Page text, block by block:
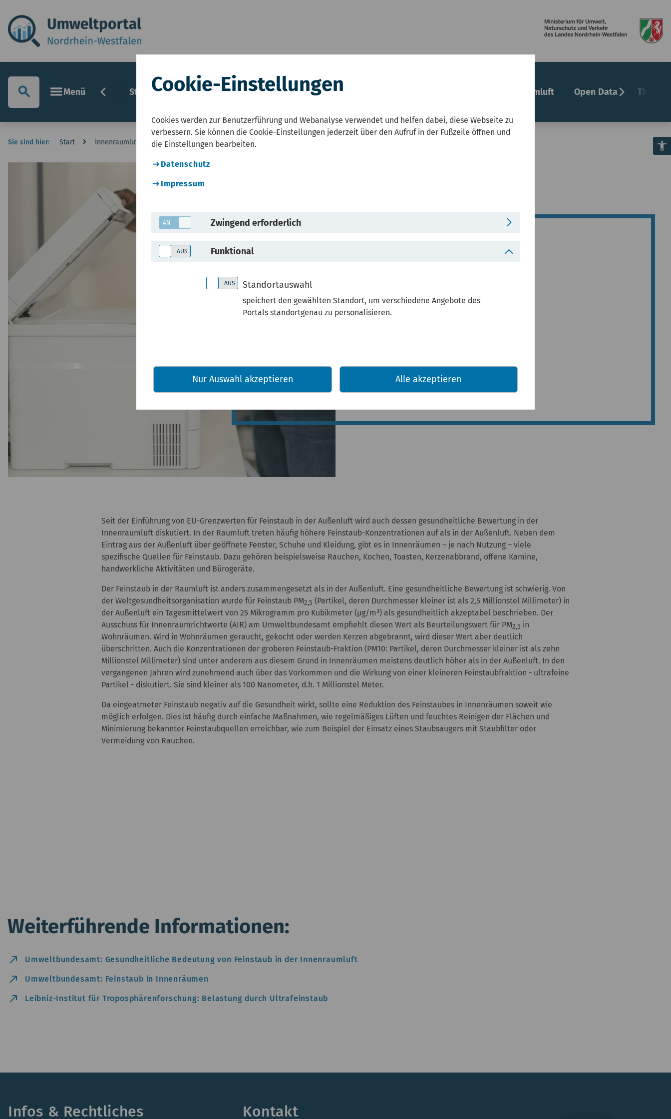
search menuMenü chevron_left Startseite Umweltzustandsbericht NRW Karten Innenraumluft Open Datachevron_right
Sie sind hier: Start Innenraumluft Schadstoffe Feinstaub
Feinstaub
Seit der Einführung von EU-Grenzwerten für Feinstaub in der Außenluft wird auch dessen gesundheitliche Bewertung in der
Innenraumluft diskutiert. In der Raumluft treten häufig höhere Feinstaub-Konzentrationen auf als in der Außenluft. Neben dem
Eintrag aus der Außenluft über geöffnete Fenster, Schuhe und Kleidung, gibt es in Innenräumen – je nach Nutzung – viele
spezifische Quellen für Feinstaub. Dazu gehören beispielsweise Rauchen, Kochen, Toasten, Kerzenabbrand, offene Kamine,
handwerkliche Aktivitäten und Bürogeräte.
Der Feinstaub in der Raumluft ist anders zusammengesetzt als in der Außenluft. Eine gesundheitliche Bewertung ist schwierig. Von
der Weltgesundheitsorganisation wurde für Feinstaub PM2,5 (Partikel, deren Durchmesser kleiner ist als 2,5 Millionstel Millimeter) in
der Außenluft ein Tagesmittelwert von 25 Mikrogramm pro Kubikmeter (µg/m³) als gesundheitlich akzeptabel beschrieben. Der
Ausschuss für Innenraumrichtwerte (AIR) am Umweltbundesamt empfiehlt diesen Wert als Beurteilungswert für PM2,5 in
Wohnräumen. Wird in Wohnräumen geraucht, gekocht oder werden Kerzen abgebrannt, wird dieser Wert aber deutlich
überschritten. Auch die Konzentrationen der groberen Feinstaub-Fraktion (PM10: Partikel, deren Durchmesser kleiner ist als zehn
Millionstel Millimeter) sind unter anderem aus diesem Grund in Innenräumen meistens deutlich höher als in der Außenluft. In den
vergangenen Jahren wird zunehmend auch über das Vorkommen und die Wirkung von einer kleineren Feinstaubfraktion - ultrafeine
Partikel - diskutiert. Sie sind kleiner als 100 Nanometer, d.h. 1 Millionstel Meter.
Da eingeatmeter Feinstaub negativ auf die Gesundheit wirkt, sollte eine Reduktion des Feinstaubes in Innenräumen soweit wie
möglich erfolgen. Dies ist häufig durch einfache Maßnahmen, wie regelmäßiges Lüften und feuchtes Reinigen der Flächen und
Minimierung bekannter Feinstaubquellen erreichbar, wie zum Beispiel der Einsatz eines Staubsaugers mit Staubfilter oder
Vermeidung von Rauchen.
Weiterführende Informationen:
north_east Umweltbundesamt: Gesundheitliche Bedeutung von Feinstaub in der Innenraumluft
north_east Umweltbundesamt: Feinstaub in Innenräumen
north_east Leibniz-Institut für Troposphärenforschung: Belastung durch Ultrafeinstaub
Cookie-Einstellungen
Cookies werden zur Benutzerführung und Webanalyse verwendet und helfen dabei, diese Webseite zu
verbessern. Sie können die Cookie-Einstellungen jederzeit über den Aufruf in der Fußzeile öffnen und
die Einstellungen bearbeiten.
Datenschutz
Impressum
Zwingend erforderlich
Funktional
Standortauswahl
speichert den gewählten Standort, um verschiedene Angebote des
Portals standortgenau zu personalisieren.
Nur Auswahl akzeptieren Alle akzeptieren
Infos & Rechtliches Kontakt
accessibility